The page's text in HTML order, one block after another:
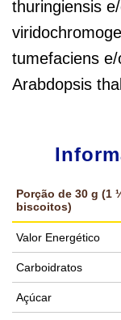
thuringiensis
tumefaciens
Arabdopsis
Porção de 30 g (1
biscoitos)
Valor Energético
Carboidratos
Açúcar